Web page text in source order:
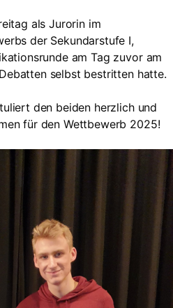
als Jurorin im
der Sekundarstufe I,
am Tag zuvor am
selbst bestritten hatte.
den beiden herzlich und
für den Wettbewerb 2025!